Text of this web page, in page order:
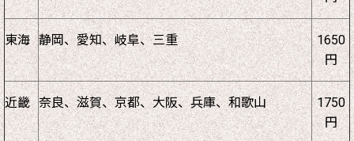
東海 静岡、愛知、岐阜、三重
1650
円
近畿 奈良、滋賀、京都、大阪、兵庫、和歌山
1750
円